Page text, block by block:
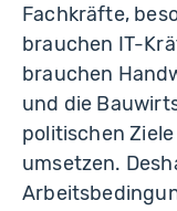
Fachkräfte,
brauchen IT-
brauchen
und die
politischen
umsetzen.